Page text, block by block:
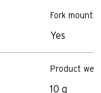
Fork
Yes
Product
10 g